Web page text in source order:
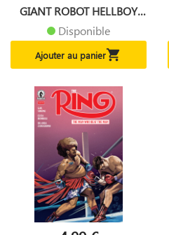
GIANT ROBOT HELLBOY
RETURNS...
Disponible
Ajouter au panier